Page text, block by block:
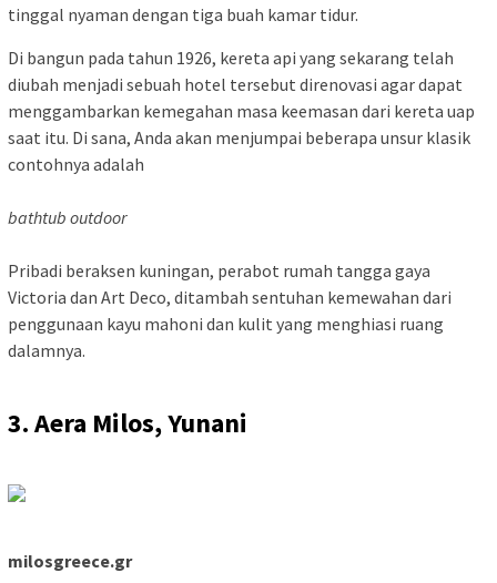
tinggal nyaman dengan tiga buah kamar tidur.
Di bangun pada tahun 1926, kereta api yang sekarang telah
diubah menjadi sebuah hotel tersebut direnovasi agar dapat
menggambarkan kemegahan masa keemasan dari kereta uap
saat itu. Di sana, Anda akan menjumpai beberapa unsur klasik
contohnya adalah
bathtub outdoor
Pribadi beraksen kuningan, perabot rumah tangga gaya
Victoria dan Art Deco, ditambah sentuhan kemewahan dari
penggunaan kayu mahoni dan kulit yang menghiasi ruang
dalamnya.
3. Aera Milos, Yunani
milosgreece.gr